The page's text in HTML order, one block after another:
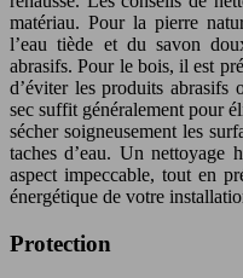
matériau. Pour la pierre
l’eau tiède et du savon
abrasifs. Pour le bois, il est
d’éviter les produits
sec suffit généralement pour
sécher soigneusement les
taches d’eau. Un nettoyage
aspect impeccable, tout en
énergétique de votre
Protection